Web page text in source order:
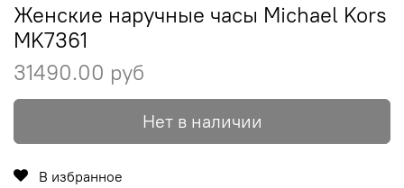
Женские наручные часы Michael Kors
MK7361
31490.00 руб
Нет в наличии
В избранное